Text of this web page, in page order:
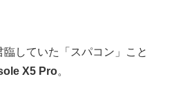
していた「スパコン」こと
X5 Pro。